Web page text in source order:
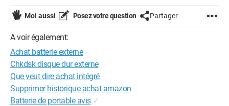
Moi aussi Posez votre question Partager
A voir également:
Achat batterie externe
Chkdsk disque dur externe
Que veut dire achat intégré
Supprimer historique achat amazon
Batterie de portable avis ✓